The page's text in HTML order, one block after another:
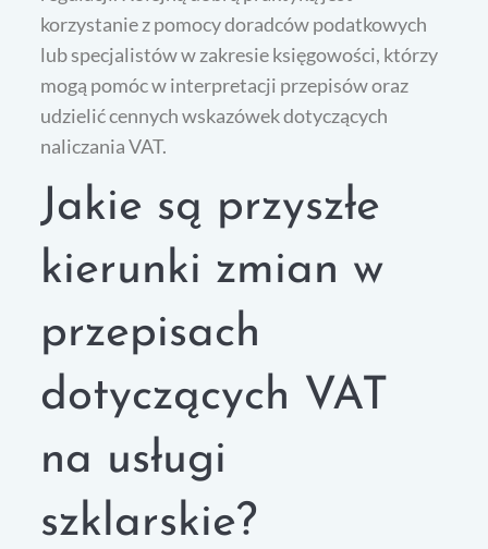
korzystanie z pomocy doradców podatkowych
lub specjalistów w zakresie księgowości, którzy
mogą pomóc w interpretacji przepisów oraz
udzielić cennych wskazówek dotyczących
naliczania VAT.
Jakie są przyszłe
kierunki zmian w
przepisach
dotyczących VAT
na usługi
szklarskie?